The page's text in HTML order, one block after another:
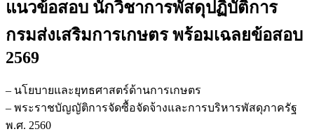
วิชาการ
ปฏิบัติ
การ
ส่ง
เสริม
การเกษตร
แนวข้อสอบ นักวิชาการพัสดุปฏิบัติการ
กรมส่งเสริมการเกษตรพร้อมเฉลยข้อสอบ
2569
– นโยบายและยุทธศาสตร์ด้านการเกษตร
– พระราชบัญญัติการจัดซื้อจัดจ้างและการบริหารพัสดุภาครัฐ
พ.ศ. 2560